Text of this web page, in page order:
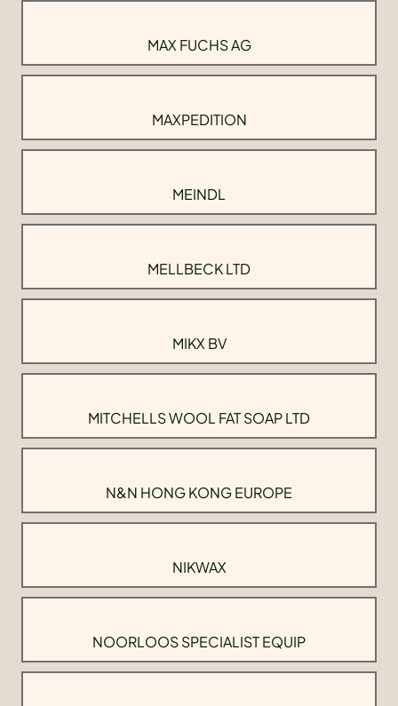
MAX FUCHS AG
MAXPEDITION
MEINDL
MELLBECK LTD
MIKX BV
MITCHELLS WOOL FAT SOAP LTD
N&N HONG KONG EUROPE
NIKWAX
NOORLOOS SPECIALIST EQUIP